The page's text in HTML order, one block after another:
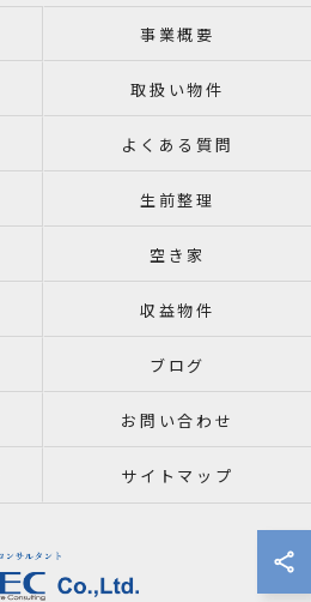
事業概要
取扱い物件
よくある質問
生前整理
空き家
収益物件
ブログ
お問い合わせ
サイトマップ